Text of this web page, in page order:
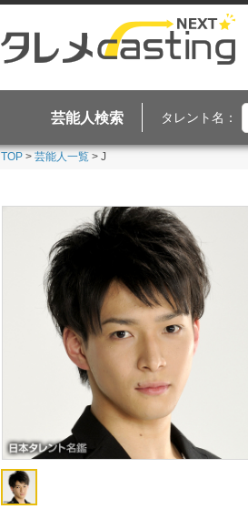
芸能人検索 タレント名：
TOP > 芸能人一覧 > J